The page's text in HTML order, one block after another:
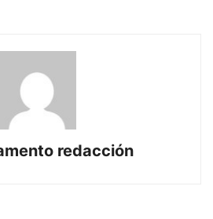
redacción